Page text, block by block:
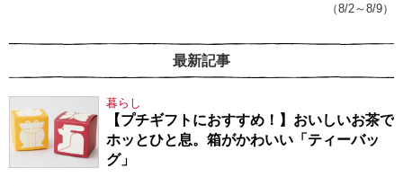
（8/2～8/9）
最新記事
暮らし
【プチギフトにおすすめ！】おいしいお茶で
ホッとひと息。箱がかわいい「ティーバッ
グ」